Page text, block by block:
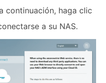
continuación, haga clic
a su NAS.